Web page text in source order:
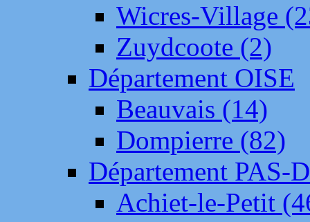
Wicres-Village
Zuydcoote (2)
Département OISE
Beauvais (14)
Dompierre (82)
Département PAS-
Achiet-le-Petit